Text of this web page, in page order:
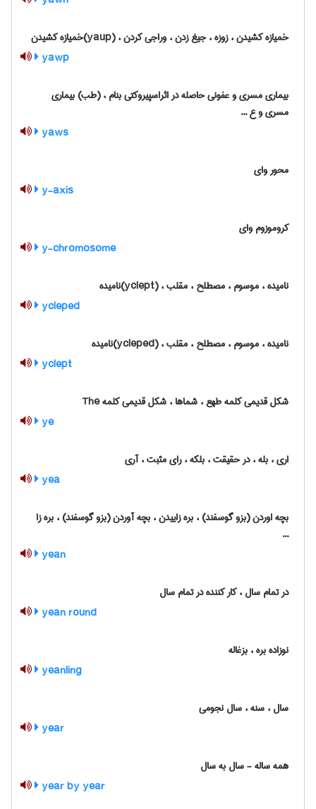
خمیازه کشیدن ، زوزه ، جیغ زدن ، وراجی کردن ، (yaup)خمیازه کشیدن
yawp
بیماری مسری و عفونی حاصله در اثراسپیروکتی بنام ، (طب) بیماری
مسری و ع ...
yaws
محور وای
y-axis
کروموزوم وای
y-chromosome
نامیده ، موسوم ، مصطلح ، مقلب ، (yclept)نامیده
ycleped
نامیده ، موسوم ، مصطلح ، مقلب ، (ycleped)نامیده
yclept
شکل قدیمی کلمه طهع ، شماها ، شکل قدیمی کلمه The
ye
اری ، بله ، در حقیقت ، بلکه ، رای مثبت ، آری
yea
بچه اوردن (بزو گوسفند) ، بره زاییدن ، بچه آوردن (بزو گوسفند) ، بره زا
...
yean
در تمام سال ، کار کننده در تمام سال
yean round
نوزاده بره ، بزغاله
yeanling
سال ، سنه ، سال نجومی
year
همه ساله - سال به سال
year by year